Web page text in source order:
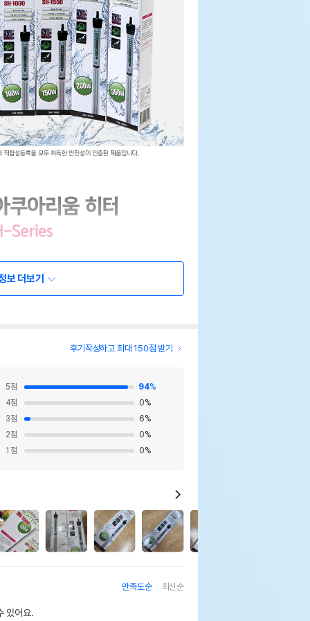
보 더보기
후기작성하고 최대 150점 받기
5점 94%
4점 0%
3점 6%
2점 0%
1 점 0%
만족도순 최신순
있어요.